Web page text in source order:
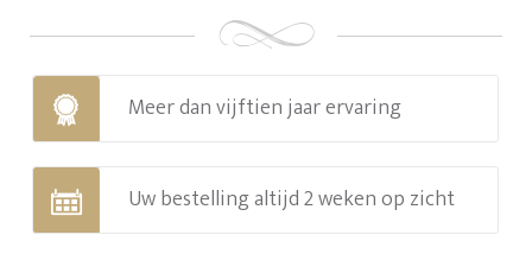
Meer dan vijftien jaar ervaring
Uw bestelling altijd 2 weken op zicht